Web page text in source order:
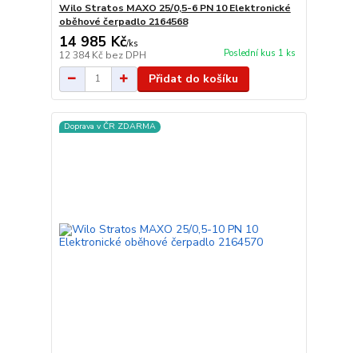
Wilo Stratos MAXO 25/0,5-6 PN 10 Elektronické
oběhové čerpadlo 2164568
14 985 Kč/ks
12 384 Kč bez DPH Poslední kus 1 ks
Přidat do košíku
Doprava v ČR ZDARMA